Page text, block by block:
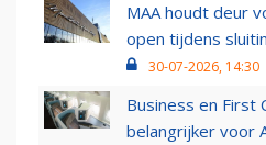
MAA houdt deur
open tijdens
30-07-2026, 14:30
Business en First
belangrijker voor